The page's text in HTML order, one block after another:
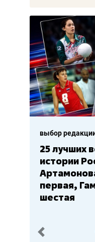
выбор
Бюджеты
– главный
Барс» –
Юлаев» –
пред.